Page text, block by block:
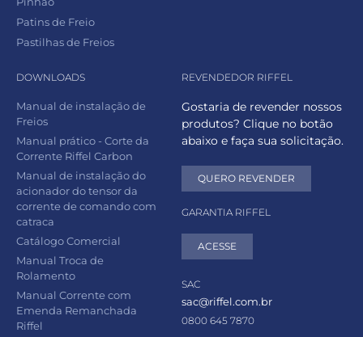
Patins de Freio
Pastilhas de Freios
DOWNLOADS
Manual de instalação de
Freios
Manual prático - Corte da
Corrente Riffel Carbon
Manual de instalação do
acionador do tensor da
corrente de comando com
catraca
Catálogo Comercial
Manual Troca de
Rolamento
Manual Corrente com
Emenda Remanchada
Riffel
REVENDEDOR RIFFEL
Gostaria de revender nossos
produtos? Clique no botão
abaixo e faça sua solicitação.
QUERO REVENDER
GARANTIA RIFFEL
ACESSE
SAC
sac@riffel.com.br
0800 645 7870